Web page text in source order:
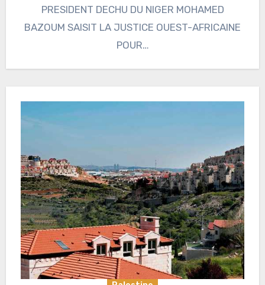
PRESIDENT DECHU DU NIGER MOHAMED
BAZOUM SAISIT LA JUSTICE OUEST-AFRICAINE
POUR…